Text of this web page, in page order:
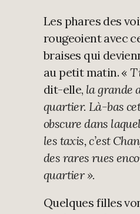
Les phares des
rougeoient avec
braises qui
au petit matin. «
dit-elle, la grande
quartier. Là-bas
obscure dans
les taxis, c’est
des rares rues
quartier ».
Quelques filles